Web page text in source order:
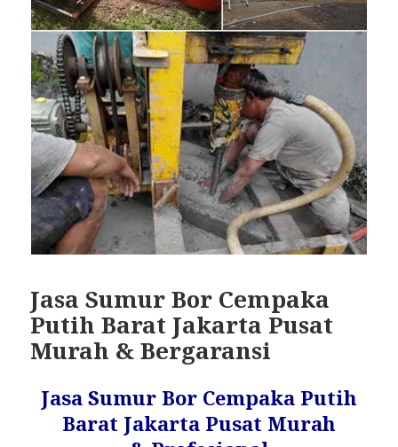
Jasa Sumur Bor Cempaka
Putih Barat Jakarta Pusat
Murah & Bergaransi
Jasa Sumur Bor Cempaka Putih
Barat Jakarta Pusat Murah